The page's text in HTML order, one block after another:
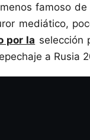
famoso
mediático,
por la selección
a Rusia